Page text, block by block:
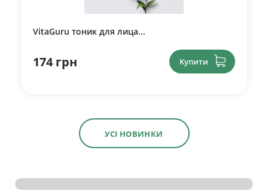
VitaGuru тоник для лица...
174 грн Купити
УСІ НОВИНКИ